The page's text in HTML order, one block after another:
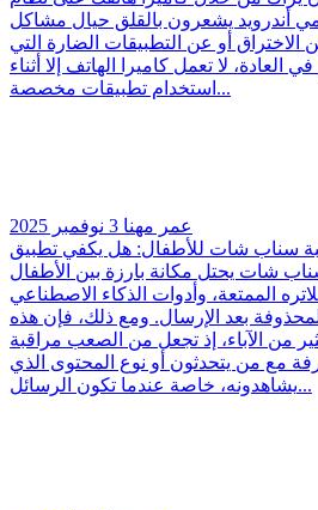
أندرويد يشعرون بالقلق حيال مشاكل
الاختراق أو عن التطبيقات الضارة التي
العادة، لا تعمل كاميرا الهاتف إلا أثناء
استخدام تطبيقات مخصصة...
عمر مهنا 3 نوفمبر 2025
شات يحتل مكانة بارزة بين الأطفال
الممتعة، وأدوات الذكاء الاصطناعي
بعد الإرسال. ومع ذلك، فإن هذه
من الآباء، إذ تجعل من الصعب مراقبة
مع من يتحدثون أو نوع المحتوى الذي
يشاهدونه، خاصة عندما تكون الرسائل...